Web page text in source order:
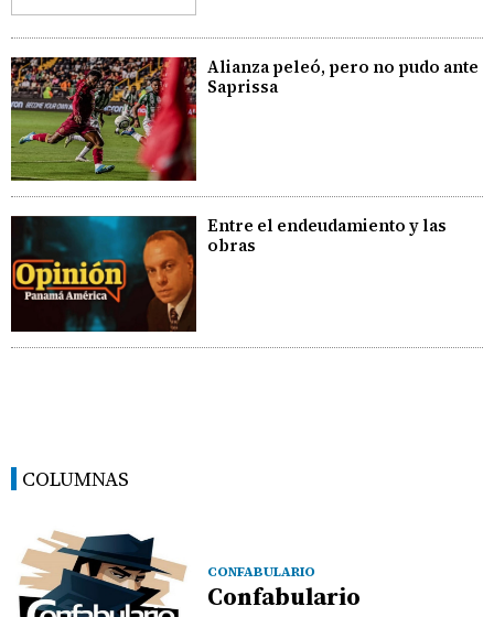
Alianza peleó, pero no pudo ante
Saprissa
Entre el endeudamiento y las
obras
COLUMNAS
CONFABULARIO
Confabulario